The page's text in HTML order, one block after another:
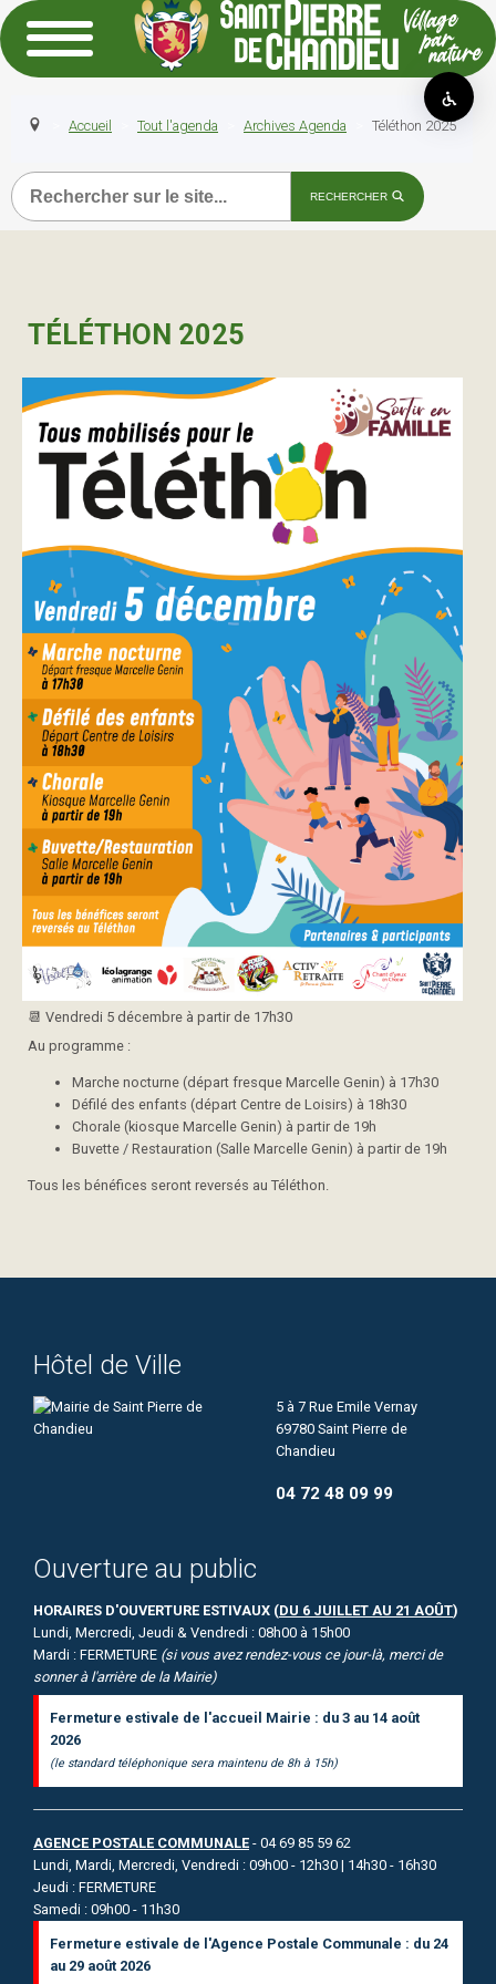
Accueil Tout l'agenda Archives Agenda Téléthon 2025
Recherche
RECHERCHER
TÉLÉTHON 2025
📆​ Vendredi 5 décembre à partir de 17h30
Au programme :
Marche nocturne (départ fresque Marcelle Genin) à 17h30
Défilé des enfants (départ Centre de Loisirs) à 18h30
Chorale (kiosque Marcelle Genin) à partir de 19h
Buvette / Restauration (Salle Marcelle Genin) à partir de 19h
Tous les bénéfices seront reversés au Téléthon.
Hôtel de Ville
5 à 7 Rue Emile Vernay
69780 Saint Pierre de
Chandieu
04 72 48 09 99
Ouverture au public
HORAIRES D'OUVERTURE ESTIVAUX (DU 6 JUILLET AU 21 AOÛT)
Lundi, Mercredi, Jeudi & Vendredi : 08h00 à 15h00
Mardi : FERMETURE (si vous avez rendez-vous ce jour-là, merci de
sonner à l'arrière de la Mairie)
Fermeture estivale de l'accueil Mairie : du 3 au 14 août
2026
(le standard téléphonique sera maintenu de 8h à 15h)
AGENCE POSTALE COMMUNALE - 04 69 85 59 62
Lundi, Mardi, Mercredi, Vendredi : 09h00 - 12h30 | 14h30 - 16h30
Jeudi : FERMETURE
Samedi : 09h00 - 11h30
Fermeture estivale de l'Agence Postale Communale : du 24
au 29 août 2026